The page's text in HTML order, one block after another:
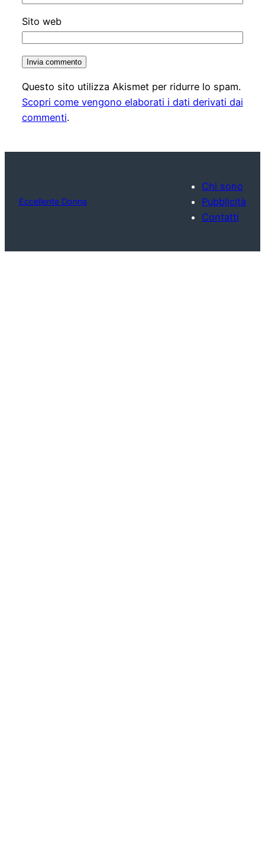
Sito web
Questo sito utilizza Akismet per ridurre lo spam.
Scopri come vengono elaborati i dati derivati dai
commenti.
Eccellente Donna
Chi sono
Pubblicità
Contatti